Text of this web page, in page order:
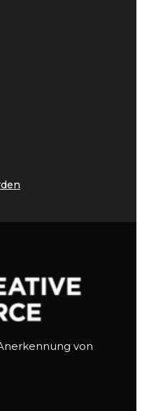
von